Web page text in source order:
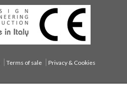
Terms of sale Privacy & Cookies